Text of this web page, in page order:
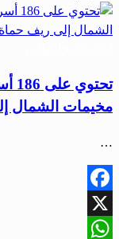
مخيمات الشمال
…
Facebook
X